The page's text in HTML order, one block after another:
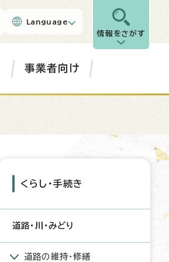
Language
情報をさがす
事業者向け
くらし・手続き
道路・川・みどり
道路の維持・修繕